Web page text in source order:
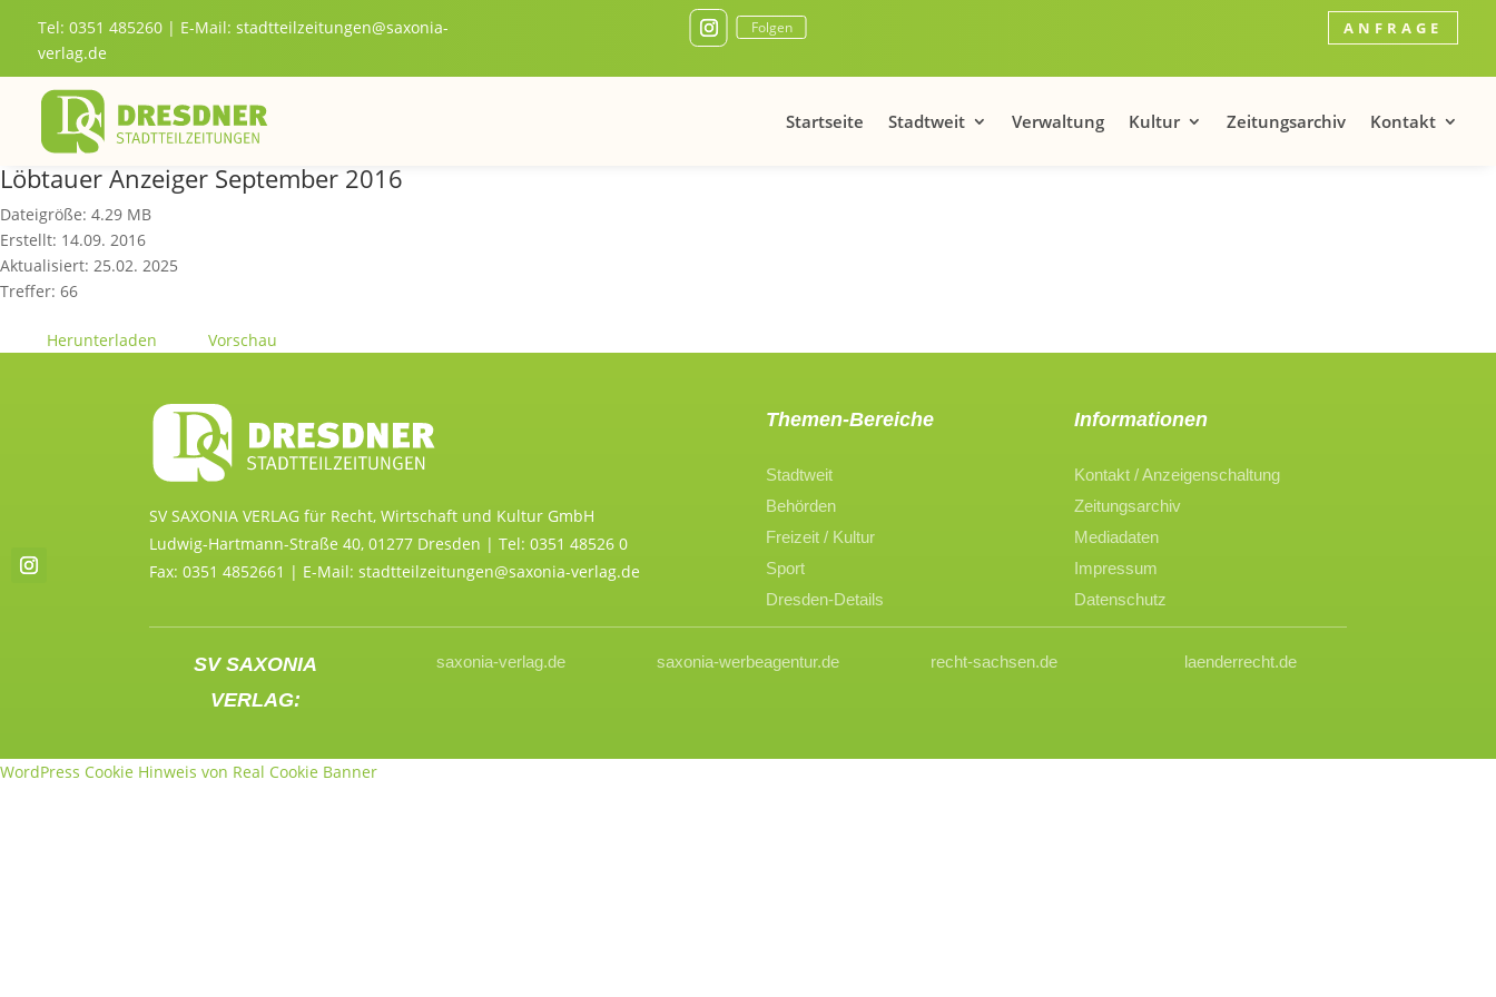
Tel: 0351 485260 | E-Mail: stadtteilzeitungen@saxonia-
verlag.de
Folgen ANFRAGE
Startseite Stadtweit Verwaltung Kultur Zeitungsarchiv Kontakt
Löbtauer Anzeiger September 2016
Dateigröße: 4.29 MB
Erstellt: 14.09. 2016
Aktualisiert: 25.02. 2025
Treffer: 66
Herunterladen Vorschau
SV SAXONIA VERLAG für Recht, Wirtschaft und Kultur GmbH
Ludwig-Hartmann-Straße 40, 01277 Dresden | Tel: 0351 48526 0
Fax: 0351 4852661 | E-Mail: stadtteilzeitungen@saxonia-verlag.de
Themen-Bereiche
Stadtweit
Behörden
Freizeit / Kultur
Sport
Dresden-Details
Informationen
Kontakt / Anzeigenschaltung
Zeitungsarchiv
Mediadaten
Impressum
Datenschutz
SV SAXONIA
VERLAG:
saxonia-verlag.de saxonia-werbeagentur.de recht-sachsen.de laenderrecht.de
WordPress Cookie Hinweis von Real Cookie Banner